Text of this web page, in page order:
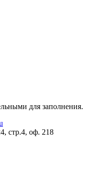
для заполнения.
стр.4, оф. 218